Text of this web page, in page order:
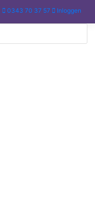
0343 70 37 57 Inloggen